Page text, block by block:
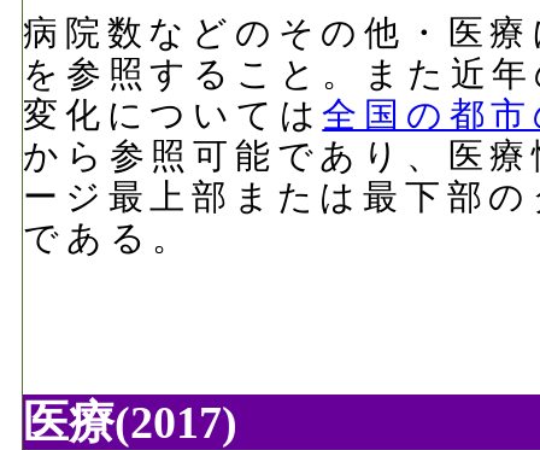
病院数などのその他・医
を参照すること。また近
変化については全国の都
から参照可能であり、医
ージ最上部または最下部
である。
医療(2017)